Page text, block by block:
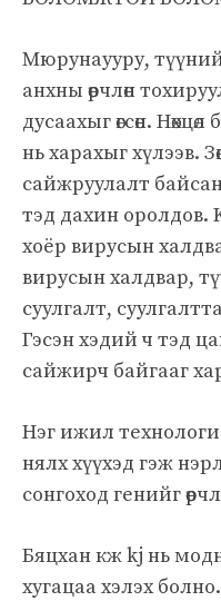
Мюрунаууру,
анхны өөрчлөн
дусаахыг өгсөн.
нь харахыг хүлээв.
сайжруулалт
тэд дахин оролдов.
хоёр вирусын
вирусын халдвар,
суулгалт,
Гэсэн хэдий ч тэд
сайжирч байгааг
Нэг ижил технологи
нялх хүүхэд гэж
сонгоход генийг
Бяцхан кж kj нь
хугацаа хэлэх